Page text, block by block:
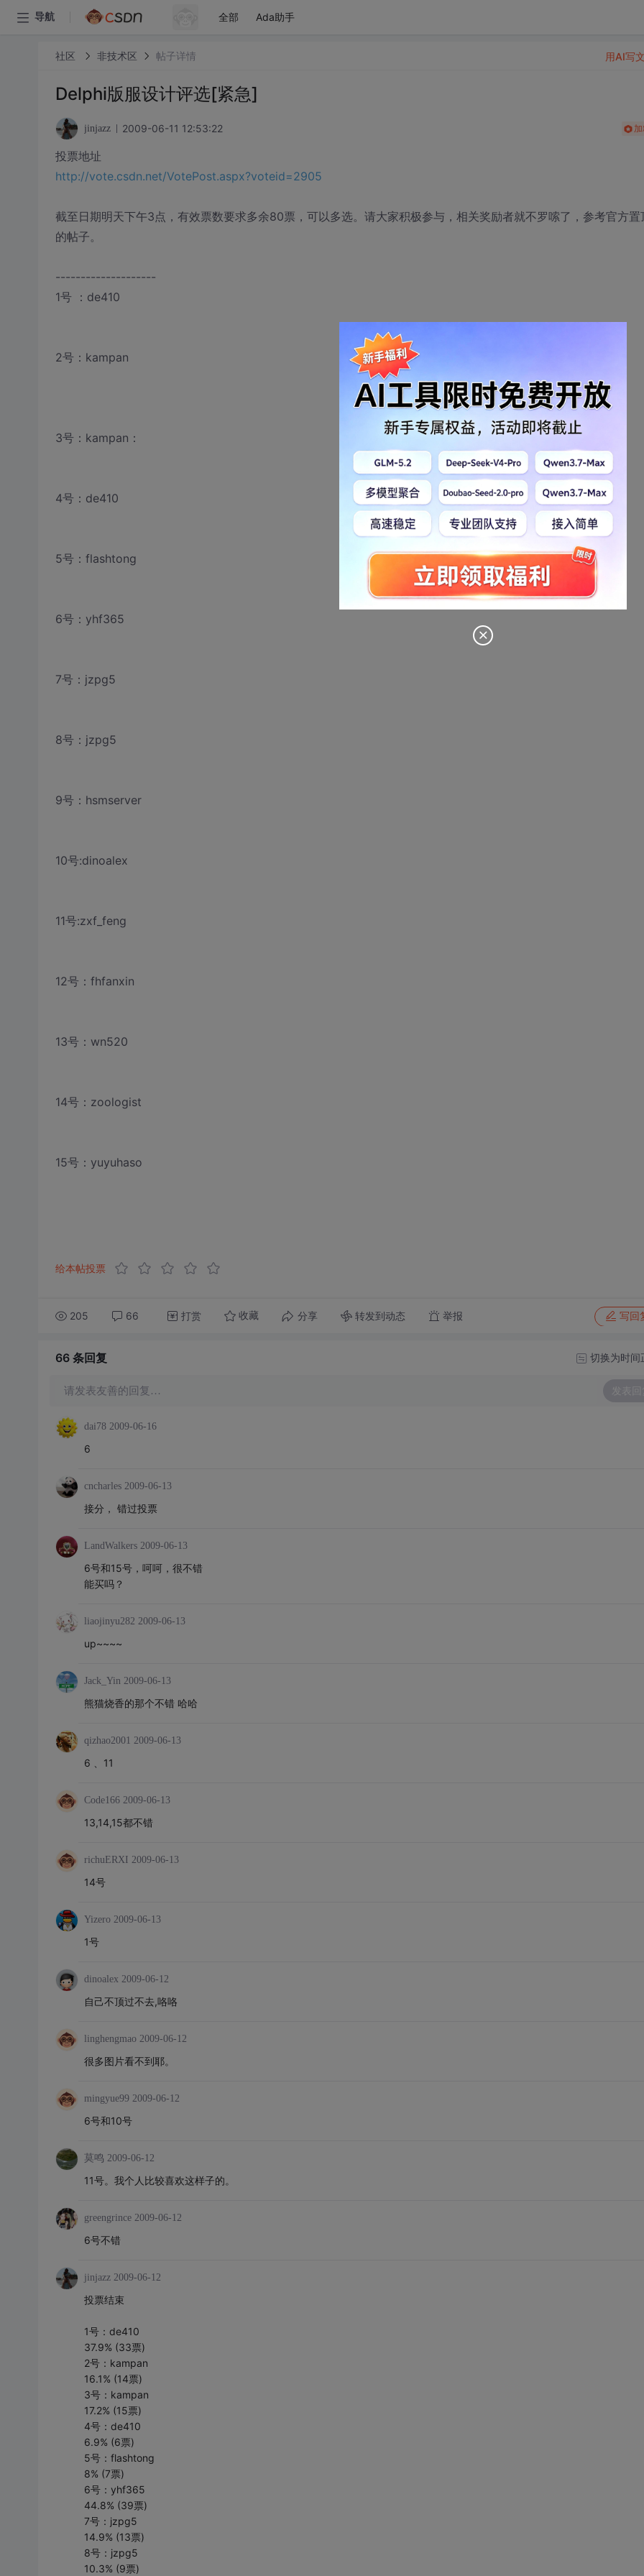
导航 全部 Ada助手
社区 非技术区 帖子详情
Delphi版服设计评选[紧急]
jinjazz 2009-06-11 12:53:22
投票地址
http://vote.csdn.net/VotePost.aspx?voteid=2905
截至日期明天下午3点，有效票数要求多余80票，可以多选。请大家积极参与，相关奖励者就不罗嗦了，参考官方置
的帖子。
--------------------
1号 ：de410
2号：kampan
3号：kampan：
4号：de410
5号：flashtong
6号：yhf365
7号：jzpg5
8号：jzpg5
9号：hsmserver
10号:dinoalex
11号:zxf_feng
12号：fhfanxin
13号：wn520
14号：zoologist
15号：yuyuhaso
给本帖投票
205 66 打赏 收藏 分享 转发到动态 举报 写回
用AI写
66 条回复 切换为时间
请发表友善的回复… 发表回
dai78 2009-06-16
6
cncharles 2009-06-13
接分， 错过投票
LandWalkers 2009-06-13
6号和15号，呵呵，很不错
能买吗？
liaojinyu282 2009-06-13
up~~~~
Jack_Yin 2009-06-13
熊猫烧香的那个不错 哈哈
qizhao2001 2009-06-13
6 、11
Code166 2009-06-13
13,14,15都不错
richuERXI 2009-06-13
14号
Yizero 2009-06-13
1号
dinoalex 2009-06-12
自己不顶过不去,咯咯
linghengmao 2009-06-12
很多图片看不到耶。
mingyue99 2009-06-12
6号和10号
莫鸣 2009-06-12
11号。我个人比较喜欢这样子的。
greengrince 2009-06-12
6号不错
jinjazz 2009-06-12
投票结束
1号：de410
37.9% (33票)
2号：kampan
16.1% (14票)
3号：kampan
17.2% (15票)
4号：de410
6.9% (6票)
5号：flashtong
8% (7票)
6号：yhf365
44.8% (39票)
7号：jzpg5
14.9% (13票)
8号：jzpg5
10.3% (9票)